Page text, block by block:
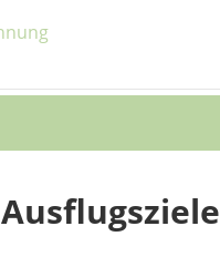
Ausflugsziele